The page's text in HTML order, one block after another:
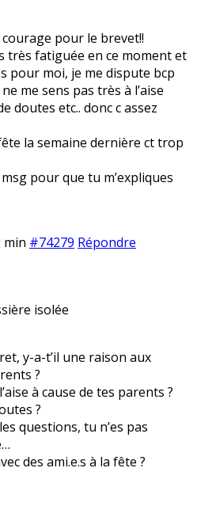
pour le brevet!!
très fatiguée en ce moment et
pour moi, je me dispute bcp
me sens pas très à l’aise
doutes etc.. donc c assez
la semaine dernière ct trop
pour que tu m’expliques
min #74279 Répondre
isolée
y-a-t’il une raison aux
?
à cause de tes parents ?
?
questions, tu n’es pas
des ami.e.s à la fête ?